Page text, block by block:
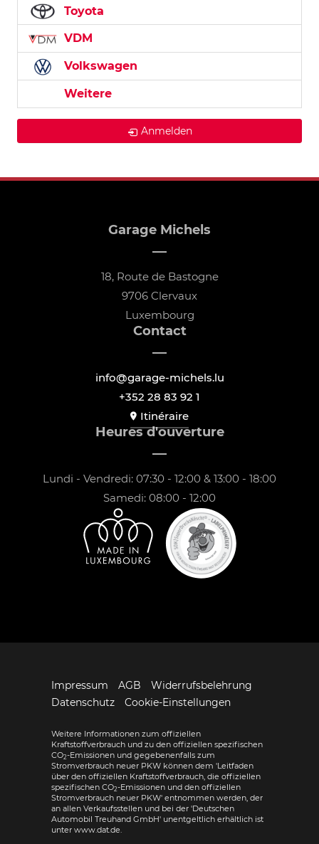
Toyota
VDM
Volkswagen
Weitere
Anmelden
Garage Michels
18, Route de Bastogne
9706 Clervaux
Luxembourg
Contact
info@garage-michels.lu
+352 28 83 92 1
Itinéraire
Heures d'ouverture
Lundi - Vendredi: 07:30 - 12:00 & 13:00 - 18:00
Samedi: 08:00 - 12:00
Impressum AGB
Widerrufsbelehrung
Datenschutz
Cookie-Einstellungen
Weitere Informationen zum offiziellen
Kraftstoffverbrauch und zu den offiziellen spezifischen
CO2-Emissionen und gegebenenfalls zum
Stromverbrauch neuer PKW können dem 'Leitfaden
über den offiziellen Kraftstoffverbrauch, die offiziellen
spezifischen CO2-Emissionen und den offiziellen
Stromverbrauch neuer PKW' entnommen werden, der
an allen Verkaufsstellen und bei der 'Deutschen
Automobil Treuhand GmbH' unentgeltlich erhältlich ist
unter www.dat.de.